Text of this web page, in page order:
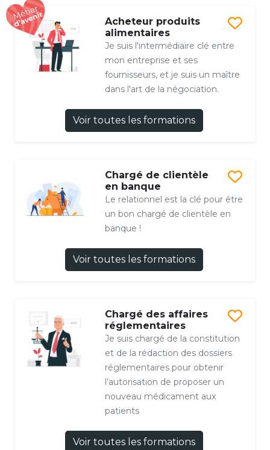
Acheteur produits
alimentaires
Je suis l'intermédiaire clé entre
mon entreprise et ses
fournisseurs, et je suis un maître
dans l'art de la négociation.
Voir toutes les formations
Chargé de clientèle
en banque
Le relationnel est la clé pour être
un bon chargé de clientèle en
banque !
Voir toutes les formations
Chargé des affaires
réglementaires
Je suis chargé de la constitution
et de la rédaction des dossiers
réglementaires pour obtenir
l’autorisation de proposer un
nouveau médicament aux
patients
Voir toutes les formations